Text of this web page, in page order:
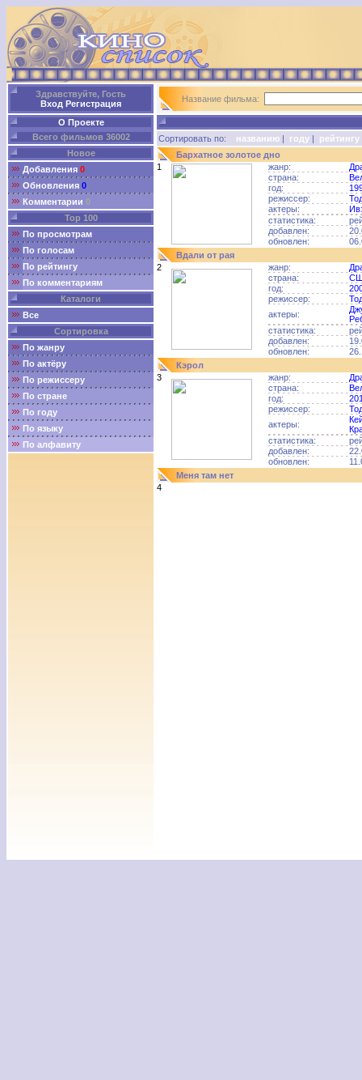
Здравствуйте, Гость
Вход Регистрация
О Проекте
Всего фильмов 36002
Новое
Добавления 0
Обновления 0
Комментарии 0
Top 100
По просмотрам
По голосам
По рейтингу
По комментариям
Каталоги
Все
Сортировка
По жанру
По актёру
По режиссеру
По стране
По году
По языку
По алфавиту
Название фильма:
Сортировать по: названию | году | рейтингу
Бархатное золотое дно
1
жанр:
страна:
год:
режиссер:
актеры:
статистика:
добавлен:
обновлен:
Вдали от рая
2
жанр:
страна:
год:
режиссер:
актеры:
статистика:
добавлен:
обновлен:
Кэрол
3
жанр:
страна:
год:
режиссер:
актеры:
статистика:
добавлен:
обновлен:
Меня там нет
4